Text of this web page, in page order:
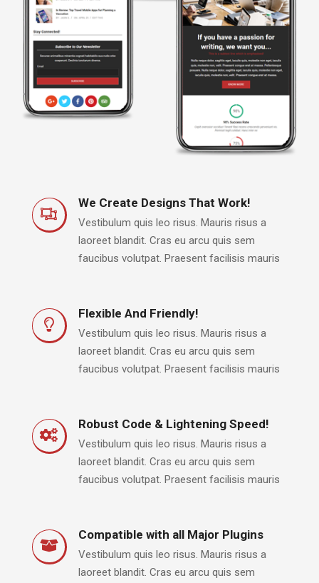
We Create Designs That Work!
Vestibulum quis leo risus. Mauris risus a
laoreet blandit. Cras eu arcu quis sem
faucibus volutpat. Praesent facilisis mauris
Flexible And Friendly!
Vestibulum quis leo risus. Mauris risus a
laoreet blandit. Cras eu arcu quis sem
faucibus volutpat. Praesent facilisis mauris
Robust Code & Lightening Speed!
Vestibulum quis leo risus. Mauris risus a
laoreet blandit. Cras eu arcu quis sem
faucibus volutpat. Praesent facilisis mauris
Compatible with all Major Plugins
Vestibulum quis leo risus. Mauris risus a
laoreet blandit. Cras eu arcu quis sem